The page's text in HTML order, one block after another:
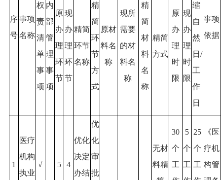
序
号
事项
名称
事项
依据
权
责
清
单
事
项
内
部
管
理
事
项
原
办
理
环
节
现
办
理
环
节
精简
环节
名称
精
简
环
节
方
式
原材
料名
称
现所
需要
的材
料名
称
精
简
材
料
名
称
精简
方式
原
办
理
时
限
现
办
理
时
限
缩
自
然
日/
工
作
日
1
医疗
机构
执业
√ 5 4
优化
决定
办结
优
化
审
批
无材
料精
30
个
工
5
个
工
25
个
工
《医
疗机
构管